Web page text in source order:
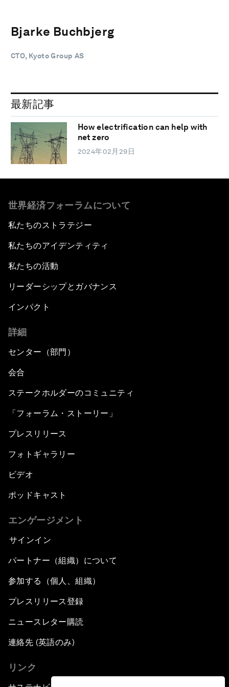
Bjarke Buchbjerg
CTO, Kyoto Group AS
最新記事
How electrification can help with
net zero
2024年02月29日
世界経済フォーラムについて
私たちのストラテジー
私たちのアイデンティティ
私たちの活動
リーダーシップとガバナンス
インパクト
詳細
センター（部門）
会合
ステークホルダーのコミュニティ
「フォーラム・ストーリー」
プレスリリース
フォトギャラリー
ビデオ
ポッドキャスト
エンゲージメント
サインイン
パートナー（組織）について
参加する（個人、組織）
プレスリリース登録
ニュースレター購読
連絡先 (英語のみ)
リンク